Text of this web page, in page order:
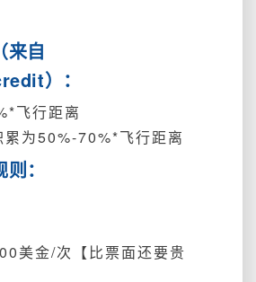
来自
）：
飞行距离
累为50%-70%*飞行距离
：
美金/次【比票面还要贵